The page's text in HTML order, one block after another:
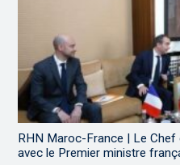
RHN Maroc-France | Le Chef
avec le Premier ministre